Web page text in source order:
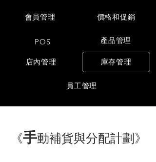
會員管理
POS
店內管理
價格和促銷
產品管理
庫存管理
員工管理
《手動補貨與分配計劃》